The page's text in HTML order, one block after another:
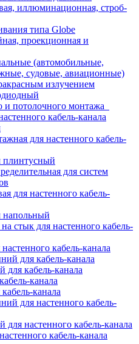
иллюминационная, строб-
типа Globe
проекционная и
(автомобильные,
судовые, авиационные)
излучением
и потолочного монтажа
кабель-канала
для настенного кабель-
плинтусный
для систем
для настенного кабель-
напольный
стык для настенного кабель-
кабель-канала
для кабель-канала
для кабель-канала
канала
канала
для настенного кабель-
настенного кабель-канала
кабель-канала